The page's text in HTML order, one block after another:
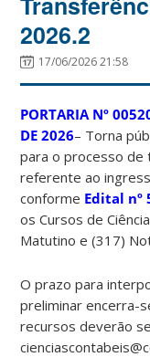
2026.2
17/06/2026 21:58
PORTARIA Nº
DE 2026– Torna
para o processo
referente ao
conforme Edital nº
os Cursos de
Matutino e (317)
O prazo para
preliminar encerra-
recursos deverão